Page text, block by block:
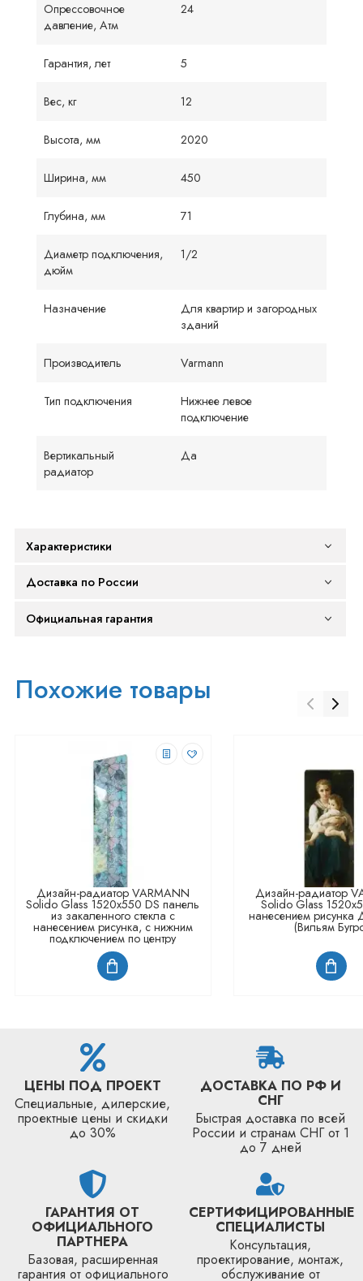
Опрессовочное
давление, Атм
24
Гарантия, лет 5
Вес, кг 12
Высота, мм 2020
Ширина, мм 450
Глубина, мм 71
Диаметр подключения,
дюйм
1/2
Назначение
Для квартир и загородных
зданий
Производитель Varmann
Тип подключения
Нижнее левое
подключение
Вертикальный
радиатор
Да
Характеристики
Доставка по России
Официальная гарантия
Похожие товары
Дизайн-радиатор VARMANN
Solido Glass 1520x550 DS панель
из закаленного стекла с
нанесением рисунка, с нижним
подключением по центру
Дизайн-радиатор
Solido Glass
нанесением рисунка
(Вильям
ЦЕНЫ ПОД ПРОЕКТ
Специальные, дилерские,
проектные цены и скидки
до 30%
ДОСТАВКА ПО РФ И
СНГ
Быстрая доставка по всей
России и странам СНГ от 1
до 7 дней
ГАРАНТИЯ ОТ
ОФИЦИАЛЬНОГО
ПАРТНЕРА
Базовая, расширенная
гарантия от официального
СЕРТИФИЦИРОВАННЫЕ
СПЕЦИАЛИСТЫ
Консультация,
проектирование, монтаж,
обслуживание от